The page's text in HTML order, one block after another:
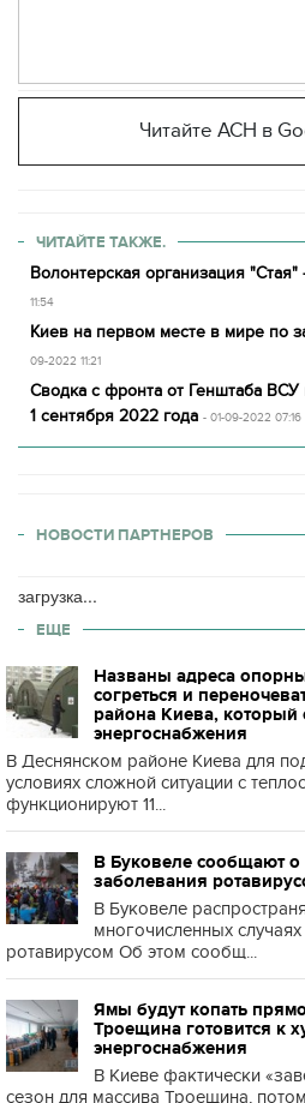
Читайте АСН в
ЧИТАЙТЕ ТАКЖЕ.
Волонтерская организация
11:54
Киев на первом месте в мире по
09-2022 11:21
Сводка с фронта от Генштаба ВСУ
1 сентября 2022 года - 01-09-2022 07:16
НОВОСТИ ПАРТНЕРОВ
загрузка...
ЕЩЕ
Названы адреса
согреться и
района Киева, который
энергоснабжения
В Деснянском районе Киева для
условиях сложной ситуации с
функционируют 11...
В Буковеле сообщают о
заболевания
В Буковеле
многочисленных
ротавирусом Об этом сообщ...
Ямы будут копать
Троещина готовится к
энергоснабжения
В Киеве фактически
сезон для массива Троещина,